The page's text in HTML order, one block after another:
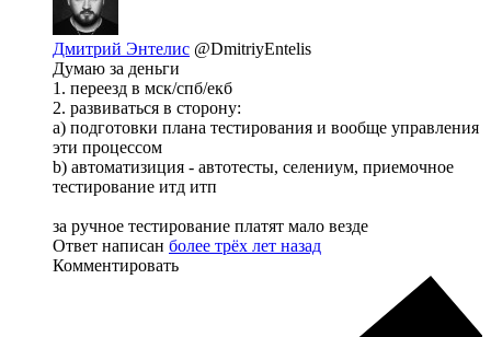
Дмитрий Энтелис @DmitriyEntelis
Думаю за деньги
1. переезд в мск/спб/екб
2. развиваться в сторону:
a) подготовки плана тестирования и вообще управления
эти процессом
b) автоматизиция - автотесты, селениум, приемочное
тестирование итд итп
за ручное тестирование платят мало везде
Ответ написан более трёх лет назад
Комментировать